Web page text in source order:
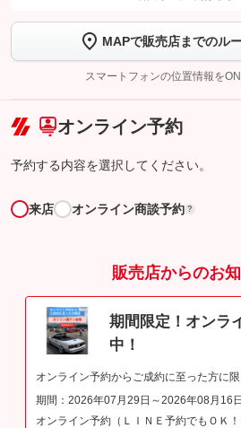
【STEP2】 トーク画面で
完了してください。
こちら
MAPで販売店までのル
スマートフォンの位置情報を
オンライン予約
予約する内容を選択してください。
来店 オンライン商談予約 ?
販売店からのお知
期間限定！オンラ
中！
オンライン予約からご成約に至った方に
期間：2026年07月29日～2026年08月16日
オンライン予約（ＬＩＮＥ予約でもＯＫ